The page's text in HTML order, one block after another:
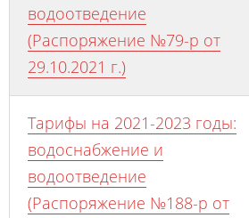
водоотведение
(Распоряжение №79-р от
29.10.2021 г.)
Тарифы на 2021-2023 годы:
водоснабжение и
водоотведение
(Распоряжение №188-р от